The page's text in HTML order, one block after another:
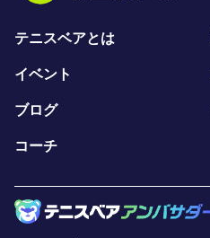
テニスベアとは
イベント
ブログ
コーチ